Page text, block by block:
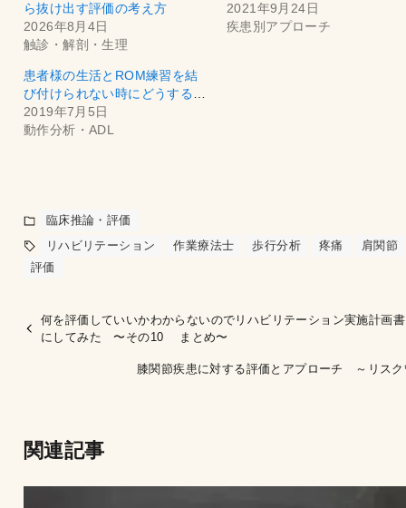
ら抜け出す評価の考え方
2026年8月4日
触診・解剖・生理
2021年9月24日
疾患別アプローチ
患者様の生活とROM練習を結
び付けられない時にどうする？
2019年7月5日
動作分析・ADL
臨床推論・評価
リハビリテーション
作業療法士 歩行分析 疼痛
肩関節
評価
何を評価していいかわからないのでリハビリテーション実施計画
にしてみた 〜その10 まとめ〜
膝関節疾患に対する評価とアプローチ ～リスク
関連記事